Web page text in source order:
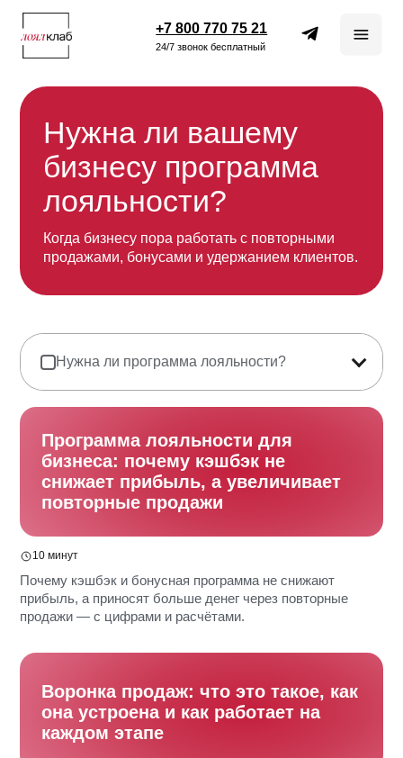
+7 800 770 75 21
Нужна ли вашему
бизнесу программа
лояльности?
Когда бизнесу пора работать с повторными
продажами, бонусами и удержанием клиентов.
Нужна ли программа лояльности?
Программа лояльности для
бизнеса: почему кэшбэк не
снижает прибыль, а увеличивает
повторные продажи
10 минут
Почему кэшбэк и бонусная программа не снижают
прибыль, а приносят больше денег через повторные
продажи — с цифрами и расчётами.
Воронка продаж: что это такое, как
она устроена и как работает на
каждом этапе